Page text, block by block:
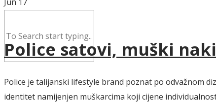
Police satovi, muški
Police je talijanski lifestyle brand poznat po odvažnom
identitet namijenjen muškarcima koji cijene